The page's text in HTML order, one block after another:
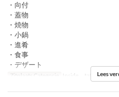
・向付
・蓋物
・焼物
・小鍋
・進肴
・食事
・デザート
Zitplaats Categorie Inside tatami,Lees